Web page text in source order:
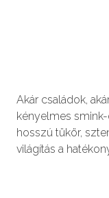
Akár családok,
kényelmes
hosszú tükör,
világítás a